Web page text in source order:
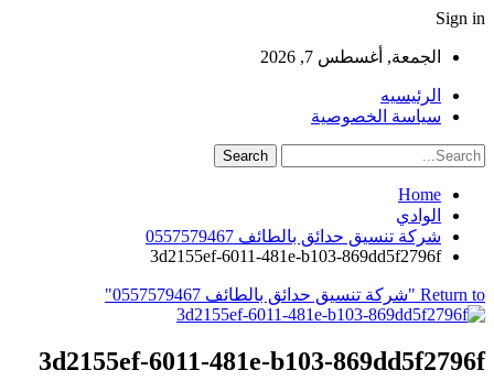
Sign in
الجمعة, أغسطس 7, 2026
الرئيسيه
سياسة الخصوصية
Home
الوادي
شركة تنسيق حدائق بالطائف 0557579467
3d2155ef-6011-481e-b103-869dd5f2796f
Return to "شركة تنسيق حدائق بالطائف 0557579467"
3d2155ef-6011-481e-b103-869dd5f2796f